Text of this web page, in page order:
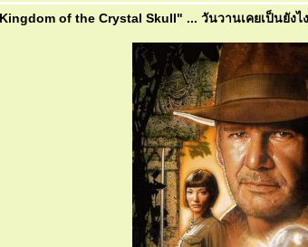
of the Crystal Skull" ... วันวานเคยเป็นยังไ